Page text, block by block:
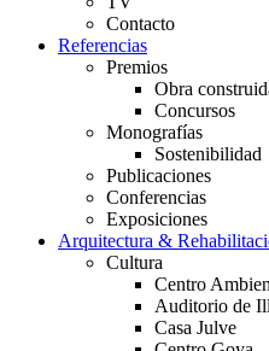
Contacto
Referencias
Premios
Obra
Concursos
Monografías
Sostenibilidad
Publicaciones
Conferencias
Exposiciones
Arquitectura &
Cultura
Centro
Auditorio de
Casa Julve